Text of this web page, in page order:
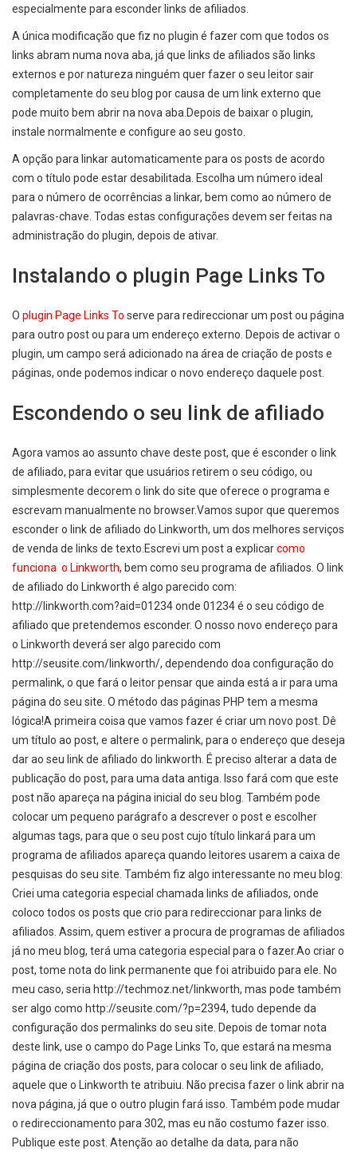
especialmente para esconder links de afiliados.
A única modificação que fiz no plugin é fazer com que todos os
links abram numa nova aba, já que links de afiliados são links
externos e por natureza ninguém quer fazer o seu leitor sair
completamente do seu blog por causa de um link externo que
pode muito bem abrir na nova aba.Depois de baixar o plugin,
instale normalmente e configure ao seu gosto.
A opção para linkar automaticamente para os posts de acordo
com o título pode estar desabilitada. Escolha um número ideal
para o número de ocorrências a linkar, bem como ao número de
palavras-chave. Todas estas configurações devem ser feitas na
administração do plugin, depois de ativar.
Instalando o plugin Page Links To
O plugin Page Links To serve para redireccionar um post ou página
para outro post ou para um endereço externo. Depois de activar o
plugin, um campo será adicionado na área de criação de posts e
páginas, onde podemos indicar o novo endereço daquele post.
Escondendo o seu link de afiliado
Agora vamos ao assunto chave deste post, que é esconder o link
de afiliado, para evitar que usuários retirem o seu código, ou
simplesmente decorem o link do site que oferece o programa e
escrevam manualmente no browser.Vamos supor que queremos
esconder o link de afiliado do Linkworth, um dos melhores serviços
de venda de links de texto.Escrevi um post a explicarcomo
funciona o Linkworth, bem como seu programa de afiliados. O link
de afiliado do Linkworth é algo parecido com:
http://linkworth.com?aid=01234 onde 01234 é o seu código de
afiliado que pretendemos esconder. O nosso novo endereço para
o Linkworth deverá ser algo parecido com
http://seusite.com/linkworth/, dependendo doa configuração do
permalink, o que fará o leitor pensar que ainda está a ir para uma
página do seu site. O método das páginas PHP tem a mesma
lógica!A primeira coisa que vamos fazer é criar um novo post. Dê
um título ao post, e altere o permalink, para o endereço que deseja
dar ao seu link de afiliado do linkworth. É preciso alterar a data de
publicação do post, para uma data antiga. Isso fará com que este
post não apareça na página inicial do seu blog. Também pode
colocar um pequeno parágrafo a descrever o post e escolher
algumas tags, para que o seu post cujo título linkará para um
programa de afiliados apareça quando leitores usarem a caixa de
pesquisas do seu site. Também fiz algo interessante no meu blog:
Criei uma categoria especial chamada links de afiliados, onde
coloco todos os posts que crio para redireccionar para links de
afiliados. Assim, quem estiver a procura de programas de afiliados
já no meu blog, terá uma categoria especial para o fazer.Ao criar o
post, tome nota do link permanente que foi atribuido para ele. No
meu caso, seria http://techmoz.net/linkworth, mas pode também
ser algo como http://seusite.com/?p=2394, tudo depende da
configuração dos permalinks do seu site. Depois de tomar nota
deste link, use o campo do Page Links To, que estará na mesma
página de criação dos posts, para colocar o seu link de afiliado,
aquele que o Linkworth te atribuiu. Não precisa fazer o link abrir na
nova página, já que o outro plugin fará isso. Também pode mudar
o redireccionamento para 302, mas eu não costumo fazer isso.
Publique este post. Atenção ao detalhe da data, para não